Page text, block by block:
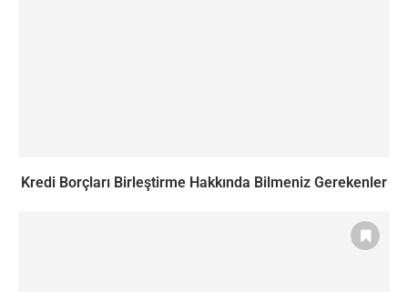
Kredi Borçları Birleştirme Hakkında Bilmeniz Gerekenler